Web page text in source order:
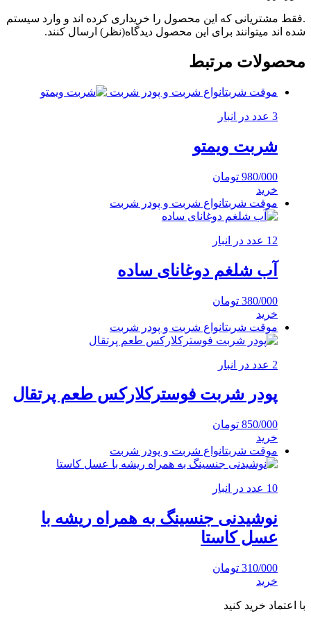
.فقط مشتریانی که این محصول را خریداری کرده اند و وارد سیستم
شده اند میتوانند برای این محصول دیدگاه(نظر) ارسال کنند.
محصولات مرتبط
موقت شربتانواع شربت و پودر شربت
3 عدد در انبار
شربت ویمتو
980/000 تومان
خرید
موقت شربتانواع شربت و پودر شربت
12 عدد در انبار
آب شلغم دوغانای ساده
380/000 تومان
خرید
موقت شربتانواع شربت و پودر شربت
2 عدد در انبار
پودر شربت فوسترکلارکس طعم پرتقال
850/000 تومان
خرید
موقت شربتانواع شربت و پودر شربت
10 عدد در انبار
نوشیدنی جنسینگ به همراه ریشه با
عسل کاستا
310/000 تومان
خرید
با اعتماد خرید کنید